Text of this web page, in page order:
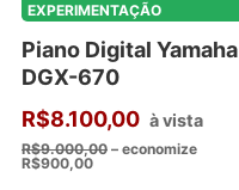
EXPERIMENTAÇÃO
Piano Digital Yamaha
DGX-670
R$8.100,00 à vista
R$9.000,00 – economize
R$900,00